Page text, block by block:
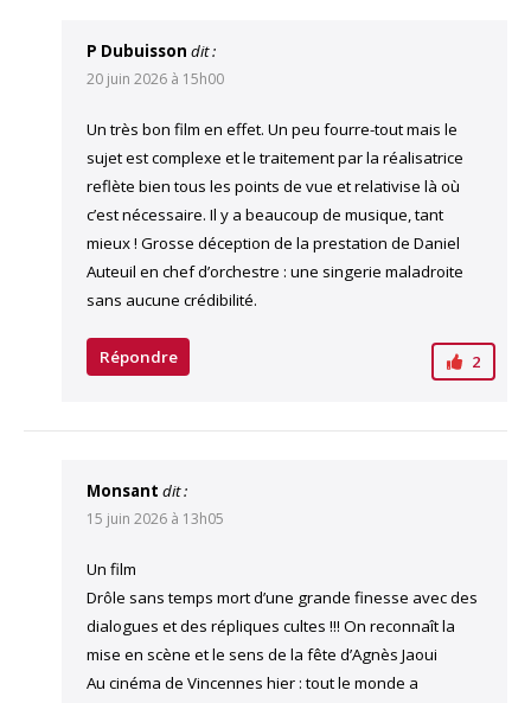
P Dubuisson dit :
20 juin 2026 à 15h00
Un très bon film en effet. Un peu fourre-tout mais le
sujet est complexe et le traitement par la réalisatrice
reflète bien tous les points de vue et relativise là où
c’est nécessaire. Il y a beaucoup de musique, tant
mieux ! Grosse déception de la prestation de Daniel
Auteuil en chef d’orchestre : une singerie maladroite
sans aucune crédibilité.
2
Répondre
Monsant dit :
15 juin 2026 à 13h05
Un film
Drôle sans temps mort d’une grande finesse avec des
dialogues et des répliques cultes !!! On reconnaît la
mise en scène et le sens de la fête d’Agnès Jaoui
Au cinéma de Vincennes hier : tout le monde a